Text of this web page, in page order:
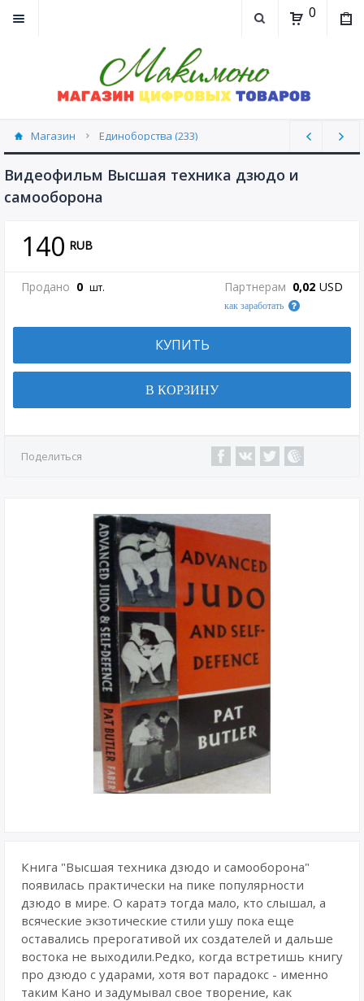
0
Магазин Единоборства (233)
Видеофильм Высшая техника дзюдо и
самооборона
140 RUB
Продано 0 шт. Партнерам 0,02 USD
как заработать
КУПИТЬ
В КОРЗИНУ
Поделиться
Книга "Высшая техника дзюдо и самооборона"
появилась практически на пике популярности
дзюдо в мире. О каратэ тогда мало, кто слышал, а
всяческие экзотические стили ушу пока еще
оставались прерогативой их создателей и дальше
востока не выходили.Редко, когда встретишь книгу
про дзюдо с ударами, хотя вот парадокс - именно
таким Кано и задумывал свое творение, как